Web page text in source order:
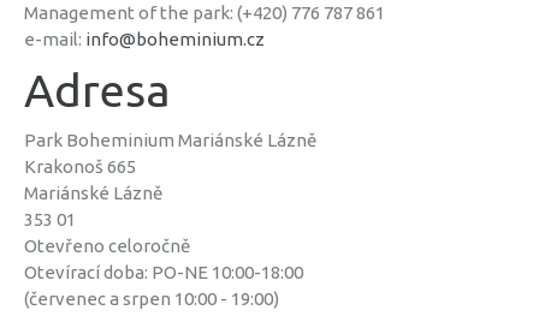
Management of the park: (+420) 776 787 861
e-mail: info@boheminium.cz
Adresa
Park Boheminium Mariánské Lázně
Krakonoš 665
Mariánské Lázně
353 01
Otevřeno celoročně
Otevírací doba: PO-NE 10:00-18:00
(červenec a srpen 10:00 - 19:00)